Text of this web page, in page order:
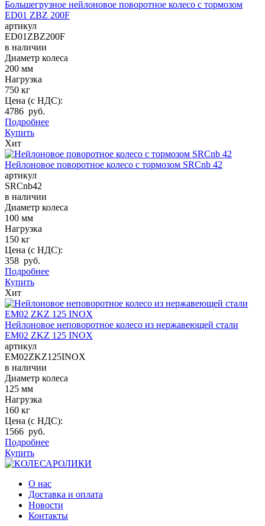
Большегрузное нейлоновое поворотное колесо с тормозом
ED01 ZBZ 200F
артикул
ED01ZBZ200F
в наличии
Диаметр колеса
200 мм
Нагрузка
750 кг
Цена (с НДС):
4786 руб.
Подробнее
Купить
Хит
Нейлоновое поворотное колесо с тормозом SRCnb 42
артикул
SRCnb42
в наличии
Диаметр колеса
100 мм
Нагрузка
150 кг
Цена (с НДС):
358 руб.
Подробнее
Купить
Хит
Нейлоновое неповоротное колесо из нержавеющей стали
EM02 ZKZ 125 INOX
артикул
EM02ZKZ125INOX
в наличии
Диаметр колеса
125 мм
Нагрузка
160 кг
Цена (с НДС):
1566 руб.
Подробнее
Купить
О нас
Доставка и оплата
Новости
Контакты